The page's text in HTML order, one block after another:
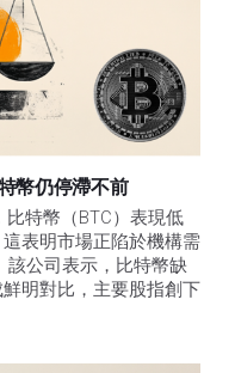
幣仍停滯不前
特幣（BTC）表現低
表明市場正陷於機構需
該公司表示，比特幣缺
明對比，主要股指創下